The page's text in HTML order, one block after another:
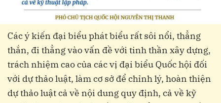
Các ý kiến đại biểu phát biểu rất sôi nổi, thẳng
thắn, đi thẳng vào vấn đề với tinh thần xây dựng,
trách nhiệm cao của các vị đại biểu Quốc hội đối
với dự thảo luật, làm cơ sở để chỉnh lý, hoàn thiện
dự thảo luật cả về nội dung quy định, cả về kỹ